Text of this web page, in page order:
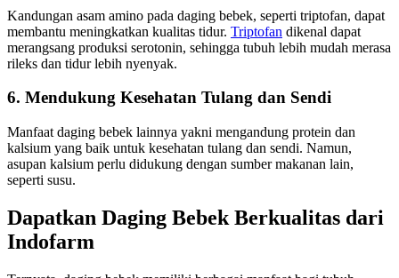
Kandungan asam amino pada daging bebek, seperti triptofan, dapat
membantu meningkatkan kualitas tidur. Triptofan dikenal dapat
merangsang produksi serotonin, sehingga tubuh lebih mudah merasa
rileks dan tidur lebih nyenyak.
6. Mendukung Kesehatan Tulang dan Sendi
Manfaat daging bebek lainnya yakni mengandung protein dan
kalsium yang baik untuk kesehatan tulang dan sendi. Namun,
asupan kalsium perlu didukung dengan sumber makanan lain,
seperti susu.
Dapatkan Daging Bebek Berkualitas dari
Indofarm